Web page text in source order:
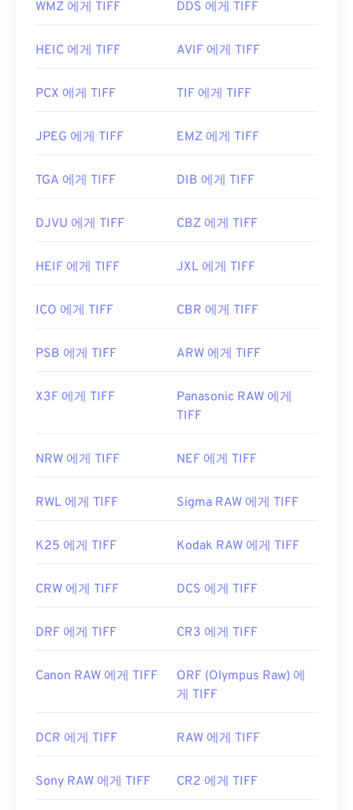
최초 출시:1986년
WMZ 에게 TIFF DDS 에게 TIFF
HEIC 에게 TIFF AVIF 에게 TIFF
PCX 에게 TIFF TIF 에게 TIFF
JPEG 에게 TIFF EMZ 에게 TIFF
TGA 에게 TIFF DIB 에게 TIFF
DJVU 에게 TIFF CBZ 에게 TIFF
HEIF 에게 TIFF JXL 에게 TIFF
ICO 에게 TIFF CBR 에게 TIFF
PSB 에게 TIFF ARW 에게 TIFF
X3F 에게 TIFF
Panasonic RAW 에게
TIFF
NRW 에게 TIFF NEF 에게 TIFF
RWL 에게 TIFF Sigma RAW 에게 TIFF
K25 에게 TIFF Kodak RAW 에게 TIFF
CRW 에게 TIFF DCS 에게 TIFF
DRF 에게 TIFF CR3 에게 TIFF
Canon RAW 에게 TIFF
ORF (Olympus Raw) 에
게 TIFF
DCR 에게 TIFF RAW 에게 TIFF
Sony RAW 에게 TIFF CR2 에게 TIFF